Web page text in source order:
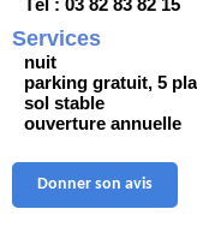
Tél : 03 82 83 82 15
Services
nuit
parking gratuit, 5
sol stable
ouverture annuelle
Donner son avis